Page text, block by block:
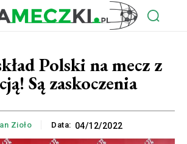
Polski na mecz z
Są zaskoczenia
Zioło Data: 04/12/2022